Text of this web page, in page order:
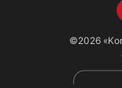
©2026